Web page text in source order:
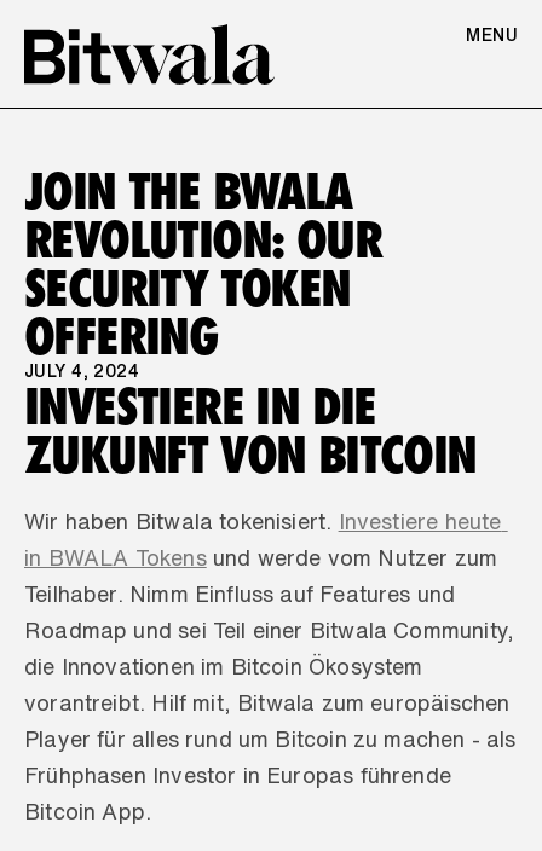
MENU
JOIN THE BWALA
REVOLUTION: OUR
SECURITY TOKEN
OFFERING
JULY 4, 2024
INVESTIERE IN DIE
ZUKUNFT VON BITCOIN
Wir haben Bitwala tokenisiert.
Investiere heute
in BWALA Tokens und werde vom Nutzer zum
Teilhaber. Nimm Einfluss auf Features und
Roadmap und sei Teil einer Bitwala Community,
die Innovationen im Bitcoin Ökosystem
vorantreibt. Hilf mit, Bitwala zum europäischen
Player für alles rund um Bitcoin zu machen - als
Frühphasen Investor in Europas führende
Bitcoin App.